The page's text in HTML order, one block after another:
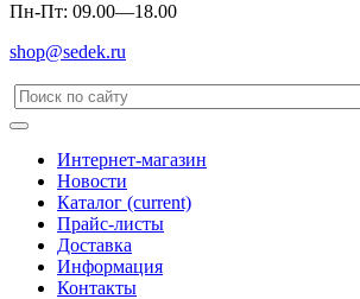
Пн-Пт: 09.00—18.00
shop@sedek.ru
Интернет-магазин
Новости
Каталог (current)
Прайс-листы
Доставка
Информация
Контакты